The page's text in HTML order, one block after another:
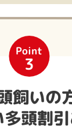
Point
3
飼いの
頭割